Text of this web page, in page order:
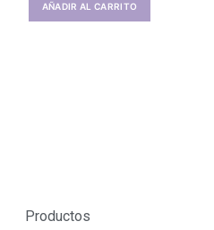
AÑADIR AL CARRITO
Productos